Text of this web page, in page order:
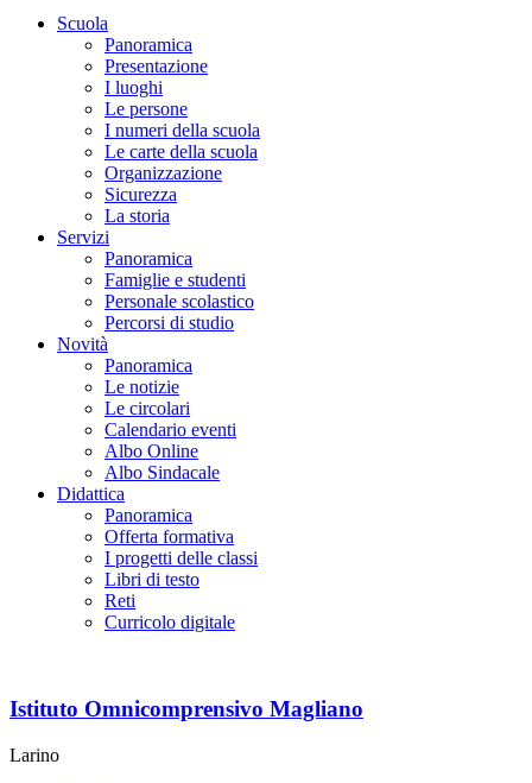
Scuola
Panoramica
Presentazione
I luoghi
Le persone
I numeri della scuola
Le carte della scuola
Organizzazione
Sicurezza
La storia
Servizi
Panoramica
Famiglie e studenti
Personale scolastico
Percorsi di studio
Novità
Panoramica
Le notizie
Le circolari
Calendario eventi
Albo Online
Albo Sindacale
Didattica
Panoramica
Offerta formativa
I progetti delle classi
Libri di testo
Reti
Curricolo digitale
Istituto Omnicomprensivo Magliano
Larino